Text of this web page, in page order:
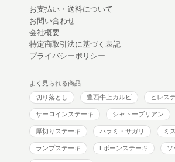
お支払い・送料について
お問い合わせ
会社概要
特定商取引法に基づく表記
プライバシーポリシー
よく見られる商品
切り落とし
豊西牛上カルビ ヒレス
サーロインステーキ シャトーブリアン
厚切りステーキ ハラミ・サガリ ミ
ランプステーキ Lボーンステーキ ソ